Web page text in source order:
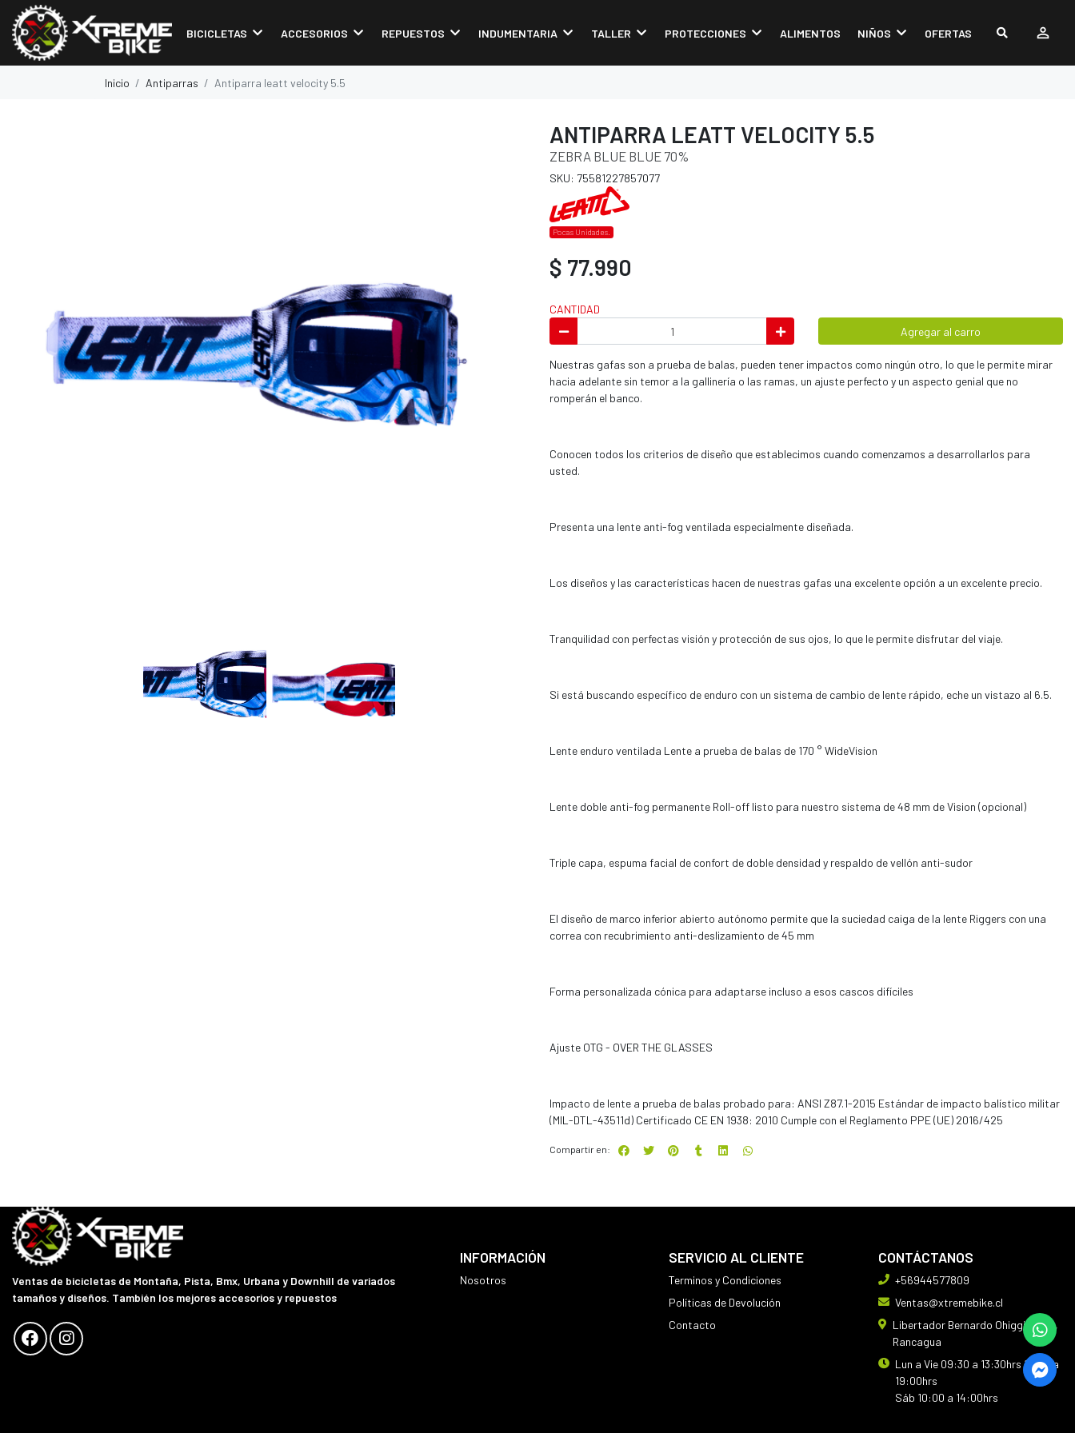
BICICLETAS ACCESORIOS REPUESTOS INDUMENTARIA TALLER PROTECCIONES ALIMENTOS NIÑOS OFERTAS
Inicio Antiparras Antiparra leatt velocity 5.5
ANTIPARRA LEATT VELOCITY 5.5
ZEBRA BLUE BLUE 70%
SKU: 75581227857077
Pocas Unidades.
$ 77.990
CANTIDAD
Agregar al carro
Nuestras gafas son a prueba de balas, pueden tener impactos como ningún otro, lo que le permite mirar
hacia adelante sin temor a la gallinería o las ramas, un ajuste perfecto y un aspecto genial que no
romperán el banco.
Conocen todos los criterios de diseño que establecimos cuando comenzamos a desarrollarlos para
usted.
Presenta una lente anti-fog ventilada especialmente diseñada.
Los diseños y las características hacen de nuestras gafas una excelente opción a un excelente precio.
Tranquilidad con perfectas visión y protección de sus ojos, lo que le permite disfrutar del viaje.
Si está buscando específico de enduro con un sistema de cambio de lente rápido, eche un vistazo al 6.5.
Lente enduro ventilada Lente a prueba de balas de 170 ° WideVision
Lente doble anti-fog permanente Roll-off listo para nuestro sistema de 48 mm de Vision (opcional)
Triple capa, espuma facial de confort de doble densidad y respaldo de vellón anti-sudor
El diseño de marco inferior abierto autónomo permite que la suciedad caiga de la lente Riggers con una
correa con recubrimiento anti-deslizamiento de 45 mm
Forma personalizada cónica para adaptarse incluso a esos cascos difíciles
Ajuste OTG - OVER THE GLASSES
Impacto de lente a prueba de balas probado para: ANSI Z87.1-2015 Estándar de impacto balístico militar
(MIL-DTL-43511d) Certificado CE EN 1938: 2010 Cumple con el Reglamento PPE (UE) 2016/425
Compartir en:
Ventas de bicicletas de Montaña, Pista, Bmx, Urbana y Downhill de variados
tamaños y diseños. También los mejores accesorios y repuestos
INFORMACIÓN
Nosotros
SERVICIO AL CLIENTE
Terminos y Condiciones
Políticas de Devolución
Contacto
CONTÁCTANOS
+56944577809
Ventas@xtremebike.cl
Libertador Bernardo Ohiggins 410,
Rancagua
Lun a Vie 09:30 a 13:30hrs 14:30 a
19:00hrs
Sáb 10:00 a 14:00hrs